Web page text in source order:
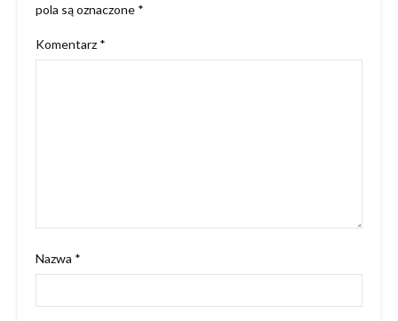
pola są oznaczone *
Komentarz *
Nazwa *